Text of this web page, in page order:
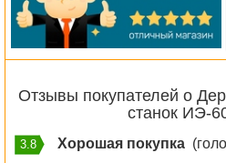
Отзывы покупателей о
станок ИЭ-
3.8 Хорошая покупка